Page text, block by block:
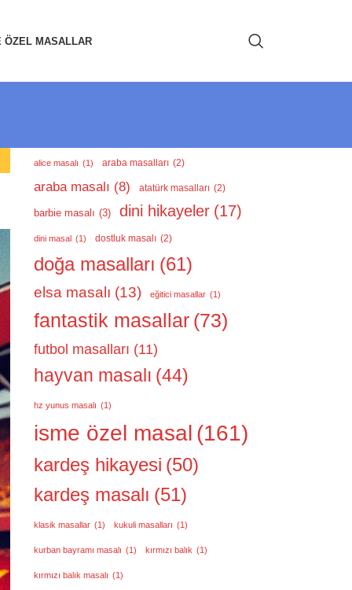
ÖZEL MASALLAR
alice masalı (1) araba masalları (2)
araba masalı (8) atatürk masalları (2)
barbie masalı (3) dini hikayeler (17)
dini masal (1) dostluk masalı (2)
doğa masalları (61)
elsa masalı (13) eğitici masallar (1)
fantastik masallar (73)
futbol masalları (11)
hayvan masalı (44)
hz yunus masalı (1)
isme özel masal (161)
kardeş hikayesi (50)
kardeş masalı (51)
klasik masallar (1) kukuli masalları (1)
kurban bayramı masalı (1) kırmızı balık (1)
kırmızı balık masalı (1)